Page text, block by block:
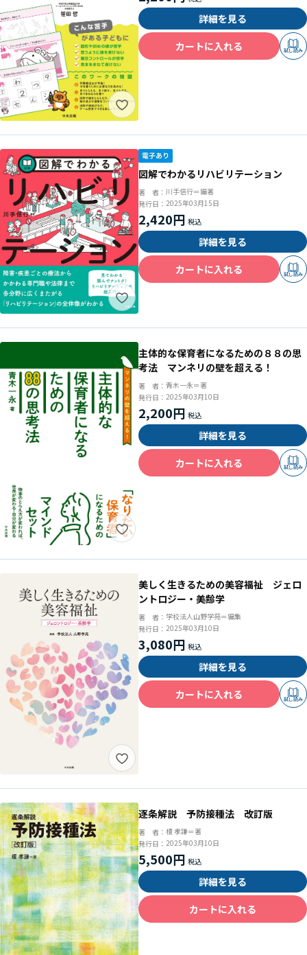
詳細を見る
カートに入れる
試し読み
図解でわかるリハビリテーション
著 者： 川手信行＝編著
発行日： 2025年03月15日
2,420円
詳細を見る
カートに入れる
試し読み
主体的な保育者になるための８８の思
考法 マンネリの壁を超える！
著 者： 青木一永＝著
発行日： 2025年03月10日
2,200円
詳細を見る
カートに入れる
試し読み
美しく生きるための美容福祉 ジェロ
ントロジー・美齢学
著 者： 学校法人山野学苑＝編集
発行日： 2025年03月10日
3,080円
詳細を見る
カートに入れる
試し読み
逐条解説 予防接種法 改訂版
著 者： 榎 孝謙＝著
発行日： 2025年03月10日
5,500円
詳細を見る
カートに入れる